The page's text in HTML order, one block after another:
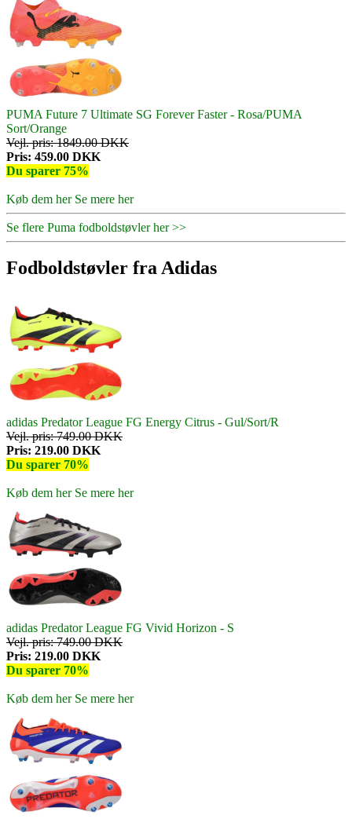
PUMA Future 7 Ultimate SG Forever Faster - Rosa/PUMA
Sort/Orange
Vejl. pris: 1849.00 DKK
Pris: 459.00 DKK
Du sparer 75%
Køb dem herSe mere her
Se flere Puma fodboldstøvler her >>
Fodboldstøvler fra Adidas
adidas Predator League FG Energy Citrus - Gul/Sort/R
Vejl. pris: 749.00 DKK
Pris: 219.00 DKK
Du sparer 70%
Køb dem herSe mere her
adidas Predator League FG Vivid Horizon - S
Vejl. pris: 749.00 DKK
Pris: 219.00 DKK
Du sparer 70%
Køb dem herSe mere her